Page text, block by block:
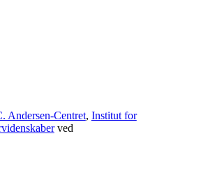
Andersen-Centret, Institut for
ved